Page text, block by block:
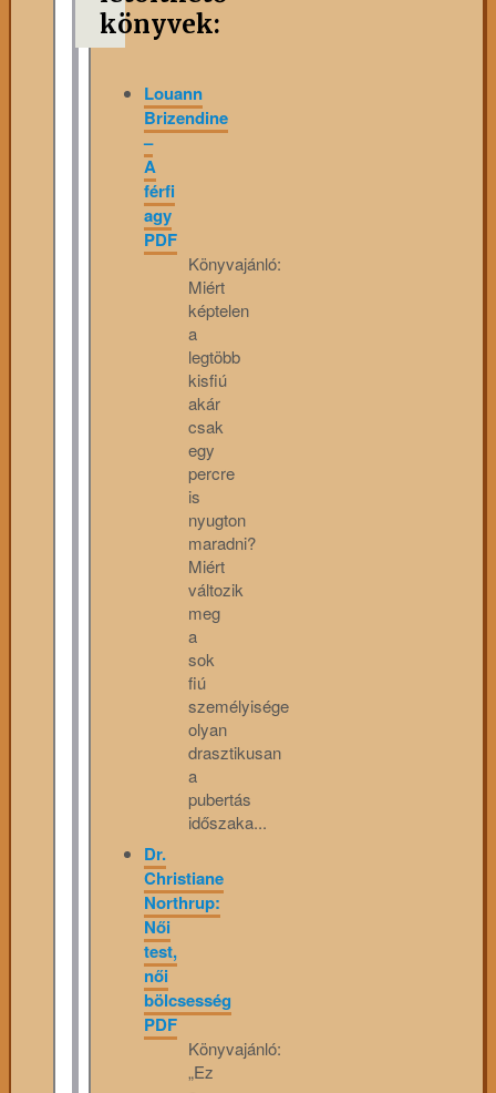
könyvek:
Louann
Brizendine
–
A
férfi
agy
PDF
Könyvajánló:
Miért
képtelen
a
legtöbb
kisfiú
akár
csak
egy
percre
is
nyugton
maradni?
Miért
változik
meg
a
sok
fiú
személyisége
olyan
drasztikusan
a
pubertás
időszaka...
Dr.
Christiane
Northrup:
Női
test,
női
bölcsesség
PDF
Könyvajánló:
„Ez